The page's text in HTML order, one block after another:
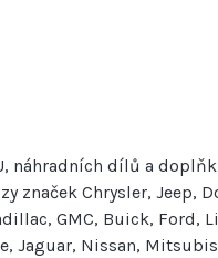
náhradních dílů a
značek Chrysler, Jeep,
GMC, Buick, Ford,
Jaguar, Nissan,